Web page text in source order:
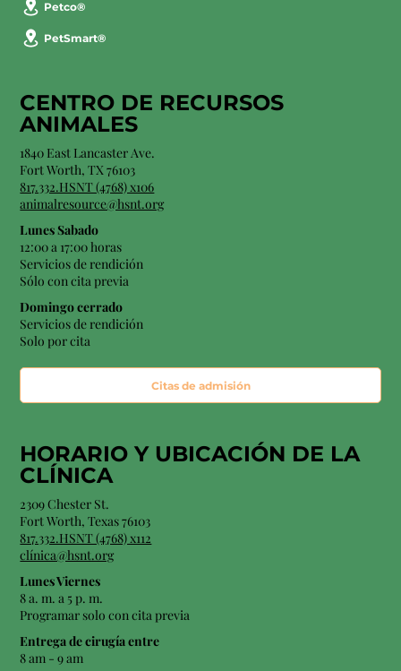
Petco®
PetSmart®
CENTRO DE RECURSOS
ANIMALES
1840 East Lancaster Ave.
Fort Worth, TX 76103
817.332.HSNT (4768) x106
animalresource@hsnt.org
Lunes Sabado
12:00 a 17:00 horas
Servicios de rendición
Sólo con cita previa
Domingo cerrado
Servicios de rendición
Solo por cita
Citas de admisión
HORARIO Y UBICACIÓN DE LA
CLÍNICA
2309 Chester St.
Fort Worth, Texas 76103
817.332.HSNT (4768) x112
clínica@hsnt.org
Lunes Viernes
8 a. m. a 5 p. m.
Programar solo con cita previa
Entrega de cirugía entre
8 am - 9 am